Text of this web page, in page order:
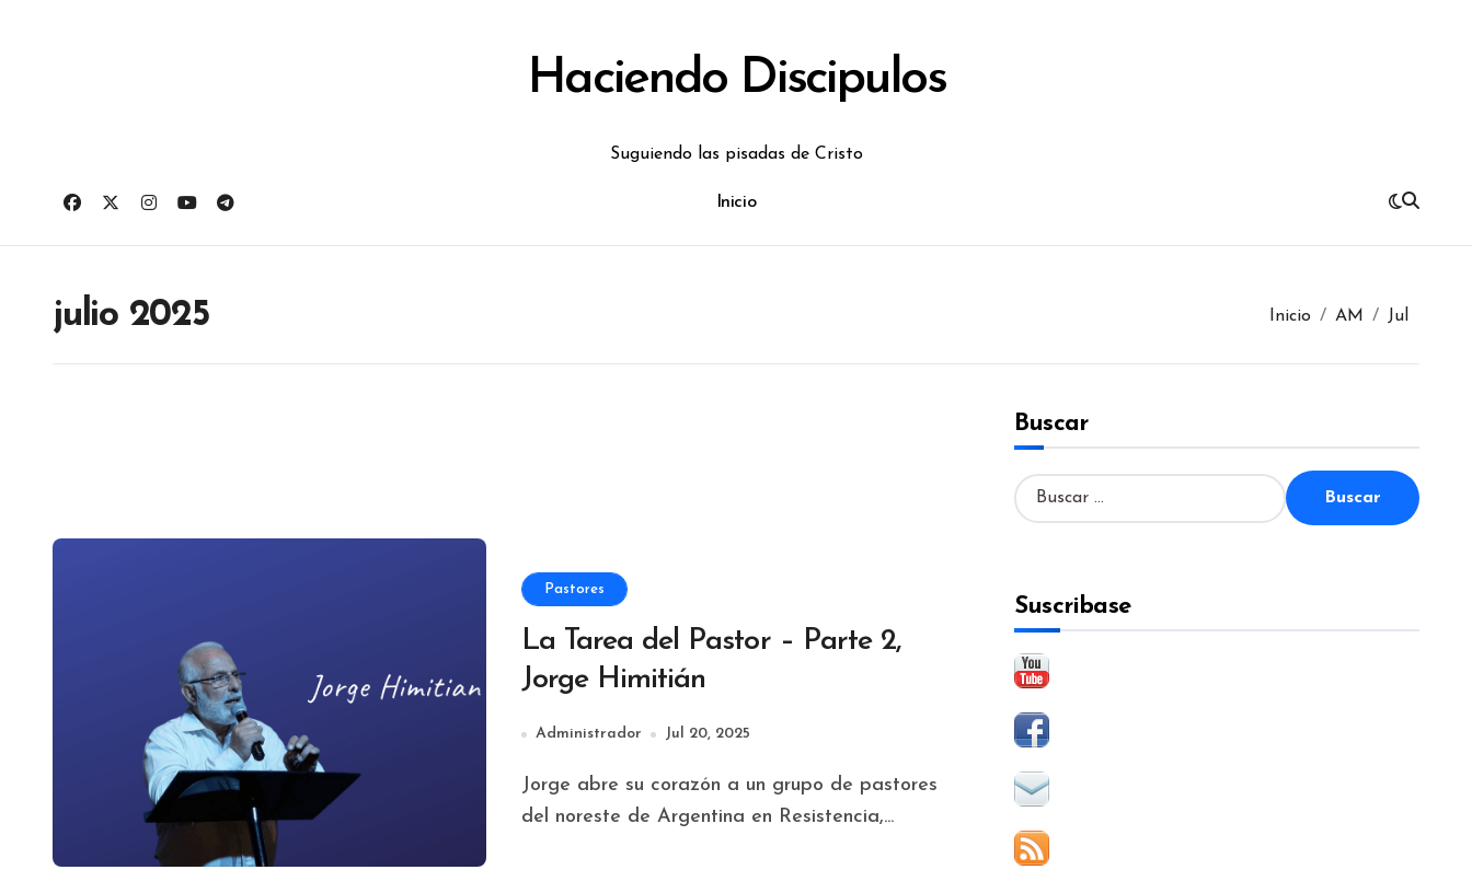
Haciendo Discipulos
Suguiendo las pisadas de Cristo
Inicio
julio 2025 Inicio AM Jul
Pastores
La Tarea del Pastor – Parte 2,
Jorge Himitián
Administrador Jul 20, 2025
Jorge abre su corazón a un grupo de pastores
del noreste de Argentina en Resistencia,...
Buscar
B
u
r
:
Suscribase